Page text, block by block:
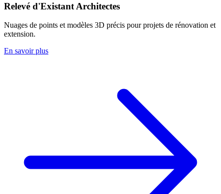
Relevé d'Existant Architectes
Nuages de points et modèles 3D précis pour projets de rénovation et
extension.
En savoir plus